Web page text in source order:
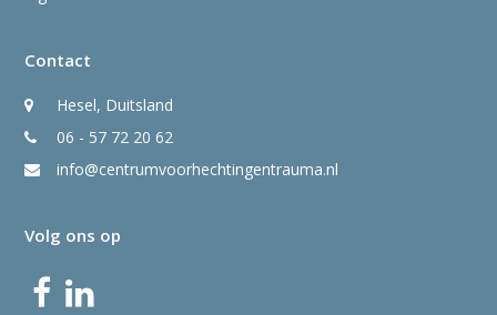
Contact
Hesel, Duitsland
06 - 57 72 20 62
info@centrumvoorhechtingentrauma.nl
Volg ons op
Facebook
LinkedIn